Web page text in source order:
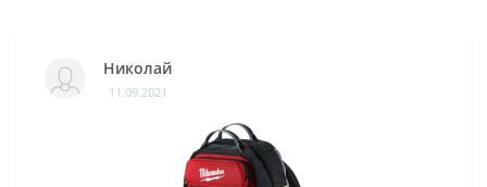
Николай
11.09.2021